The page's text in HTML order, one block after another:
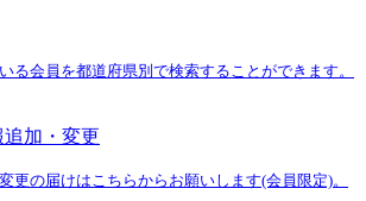
る会員を都道府県別で検索することができます。
加・変更
更の届けはこちらからお願いします(会員限定)。